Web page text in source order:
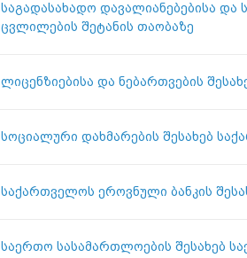
საგადასახადო დავალიანებებისა და
ცვლილების შეტანის თაობაზე
ლიცენზიებისა და ნებართვების
სოციალური დახმარების შესახებ
საქართველოს ეროვნული ბანკის
საერთო სასამართლოების შესახებ